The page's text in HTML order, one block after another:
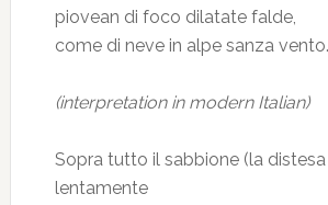
piovean di foco dilatate falde,
come di neve in alpe sanza vento.
(interpretation in modern Italian)
Sopra tutto il sabbione (la distesa
lentamente